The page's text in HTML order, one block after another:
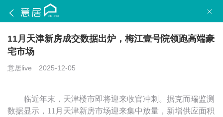
11月天津新房成交数据出炉，梅江壹号院领跑高端豪
宅市场
意居live 2025-12-05
临近年末，天津楼市即将迎来收官冲刺。据克而瑞监测
数据显示， 11月天津新房市场迎来集中放量，新增供应面积